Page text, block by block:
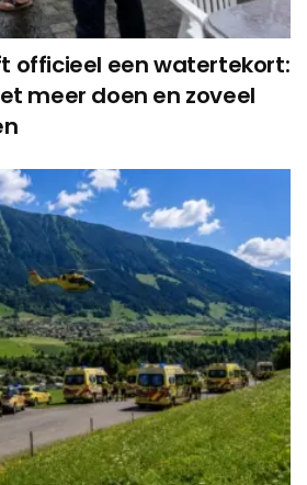
officieel een watertekort:
meer doen en zoveel